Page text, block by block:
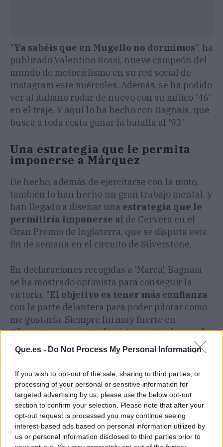
Que.es - Do Not Process My Personal Information
If you wish to opt-out of the sale, sharing to third parties, or
processing of your personal or sensitive information for
targeted advertising by us, please use the below opt-out
section to confirm your selection. Please note that after your
opt-out request is processed you may continue seeing
interest-based ads based on personal information utilized by
us or personal information disclosed to third parties prior to
"Ya sabéis que en Mugello no dormimos", ha
publicado Valentino Rossi, nueve campeón del
mundo de motociclismo en su red social de
Instagram este miércoles. Además, se ha podido
ver al italiano rodar de nuevo con su mítico '46'
en el traje. Y aquí lo ha hecho con Bagnaia, que
busca a toda costa ganar la batalla al '93'.
Una estrategia que le permita
imponerse a Márquez
De hecho, además de ejercitarse con la moto,
también lo han hecho un gran trabajo mental, y
han llegado a diseñar una estrategia que le
permitiría imponerse al de Cervera en el
Gran Premio de Inglaterra, que se disputa este
fin de semana en el circuito de Silverstone.
En declaraciones recogidas a 'Marca', Bagnaia
se ha mostrado optimista para conseguir la
victoria: "El objetivo es tener más confianza
con la parte delantera para poder pilotar como
me gustaría. Siempre fui muy fuerte en
Silverstone, me gusta la pista y estoy deseando
volver". Para el italiano, el escenario es claro: la
batalla por el título se ha reducido a un duelo
interno en Ducati, y eso lo cambia todo. No hay
lugar para sentimentalismos ni camaradería. El
consejo que el mítico número '46' le ha dado a
Bagnaia es directo y sin filtros:debe empezar
a ver aMárquezcomo un enemigo, no como
un compañero de equipo.